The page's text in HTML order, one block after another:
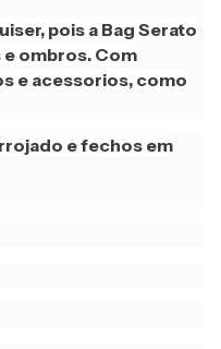
pois a Bag Serato
e ombros. Com
e acessorios, como
e fechos em